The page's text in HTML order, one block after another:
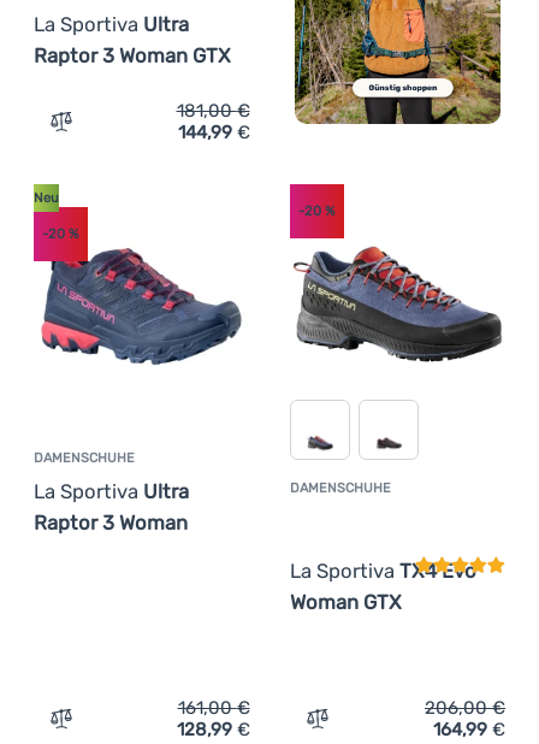
La Sportiva Ultra
Raptor 3 Woman GTX
Zum Vergleich 'Damen Wanderschuhe La Sportiva Ultra
181,00€
144,99 €
DAMENSCHUHE
La Sportiva Ultra
Raptor 3 Woman
Neu
-20 %
Zum Vergleich 'Damenschuhe La Sportiva Ultra Raptor
161,00€
128,99 €
DAMENSCHUHE
La Sportiva TX4 Evo
Woman GTX
-20%
Zum Vergleich
206,00€
164,99 €